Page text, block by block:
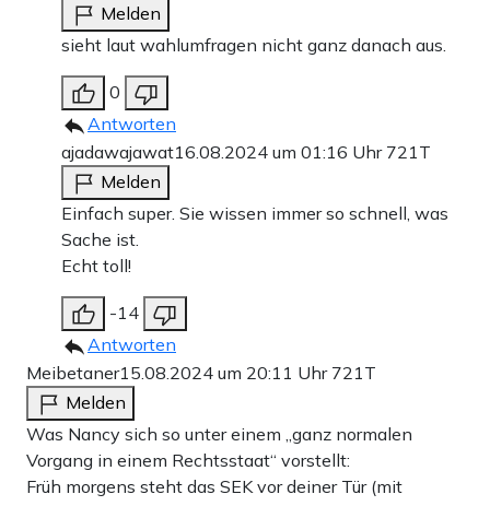
Melden
sieht laut wahlumfragen nicht ganz danach aus.
0
Antworten
ajadawajawat16.08.2024 um 01:16 Uhr 721T
Melden
Einfach super. Sie wissen immer so schnell, was
Sache ist.
Echt toll!
-14
Antworten
Meibetaner15.08.2024 um 20:11 Uhr 721T
Melden
Was Nancy sich so unter einem „ganz normalen
Vorgang in einem Rechtsstaat“ vorstellt:
Früh morgens steht das SEK vor deiner Tür (mit